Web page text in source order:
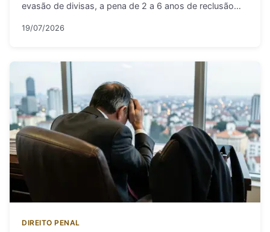
evasão de divisas, a pena de 2 a 6 anos de reclusão…
19/07/2026
DIREITO PENAL